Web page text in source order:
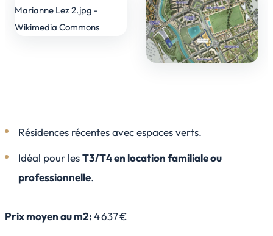
Résidences récentes avec espaces verts.
Idéal pour lesT3/T4 en location familiale ou
professionnelle.
Prix moyen au m2:4 637 €